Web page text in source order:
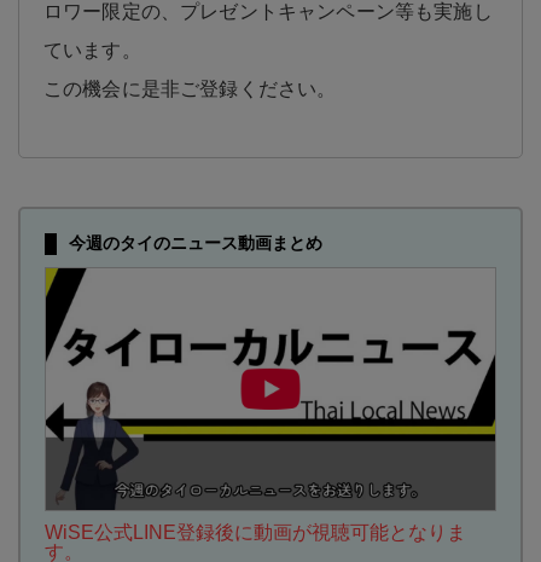
ロワー限定の、プレゼントキャンペーン等も実施し
ています。
この機会に是非ご登録ください。
今週のタイのニュース動画まとめ
WiSE公式LINE登録後に動画が視聴可能となりま
す。